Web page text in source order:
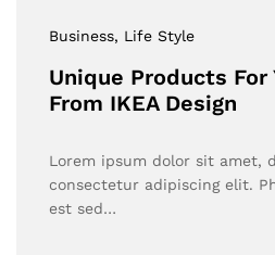
Business, Life Style
Unique Products For
From IKEA Design
Lorem ipsum dolor sit amet,
consectetur adipiscing elit.
est sed…